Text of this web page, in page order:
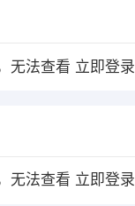
无法查看 立即登录
无法查看 立即登录